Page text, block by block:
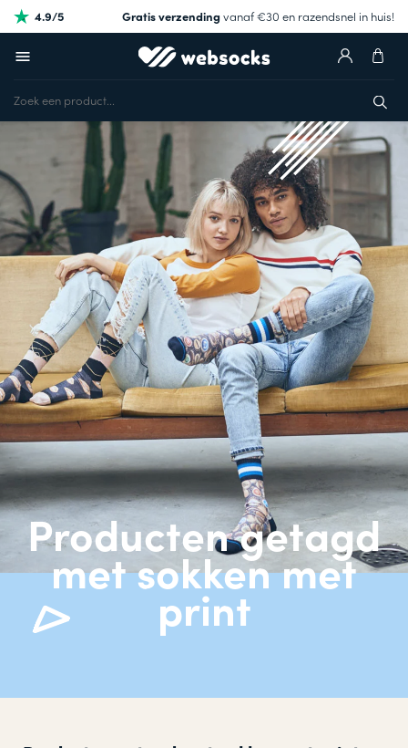
4.9/5 Gratis verzendingvanaf €30 en razendsnel in huis!
Producten getagd
met sokken met
print